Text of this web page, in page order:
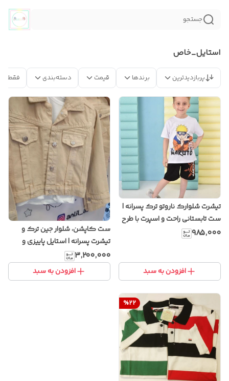
جستجو
استایل_خاص
پربازدیدترین برندها قیمت دسته‌بندی فقط
تیشرت شلوارک ناروتو ترک پسرانه |
ست تابستانی راحت و اسپرت با طرح
انیمه
۹۸۵٬۰۰۰
افزودن به سبد
ست کاپشن، شلوار جین ترک و
تیشرت پسرانه | استایل پاییزی و
زمستانی با طراحی شیک و پارچه
باکیفیت
۳٬۲۰۰٬۰۰۰
افزودن به سبد
%22